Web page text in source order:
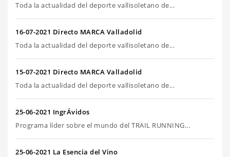
Toda la actualidad del deporte vallisoletano de...
16-07-2021 Directo MARCA Valladolid
Toda la actualidad del deporte vallisoletano de...
15-07-2021 Directo MARCA Valladolid
Toda la actualidad del deporte vallisoletano de...
25-06-2021 IngrÁvidos
Programa líder sobre el mundo del TRAIL RUNNING...
25-06-2021 La Esencia del Vino